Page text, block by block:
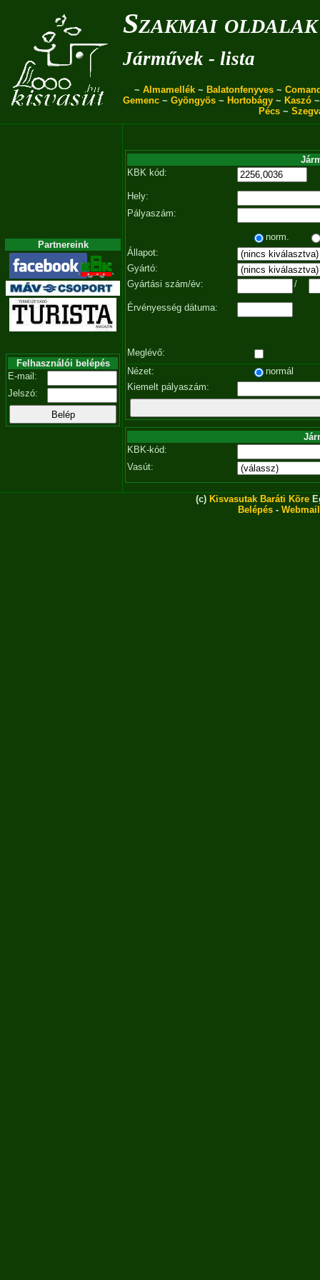
Szakmai oldalak
Járművek - lista
~ Almamellék ~ Balatonfenyves ~
Gemenc ~ Gyöngyös ~ Hortobágy ~ Kaszó
Pécs ~
Partnereink
Felhasználói belépés
E-mail:
Jelszó:
KBK kód:
Hely:
Pályaszám:
norm.
Állapot:
Gyártó:
Gyártási szám/év:
/
Érvényesség dátuma:
Meglévő:
Nézet:
normál
Kiemelt pályaszám:
KBK-kód:
Vasút:
(c) Kisvasutak Baráti Köre
Belépés - Webmail